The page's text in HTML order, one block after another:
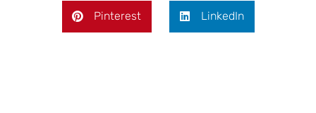
Pinterest LinkedIn